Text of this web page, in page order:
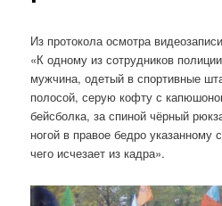
Из протокола осмотра
«К одному из сотрудников
мужчина, одетый в спортивные
полосой, серую кофту с
бейсболка, за спиной чёрный
ногой в правое бедро указанному
чего исчезает из кадра».